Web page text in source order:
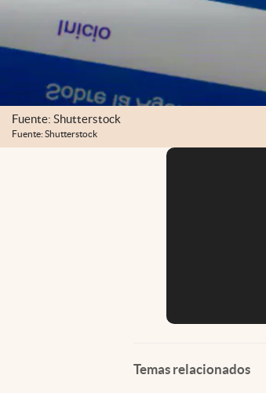
Fuente: Shutterstock
Fuente: Shutterstock
Temas relacionados